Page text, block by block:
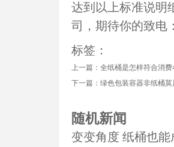
达到以上标准说明
司，期待你的致电
标签：
上一篇： 全纸桶是怎样符合消
下一篇： 绿色包装容器非纸桶莫
随机新闻
变变角度 纸桶也